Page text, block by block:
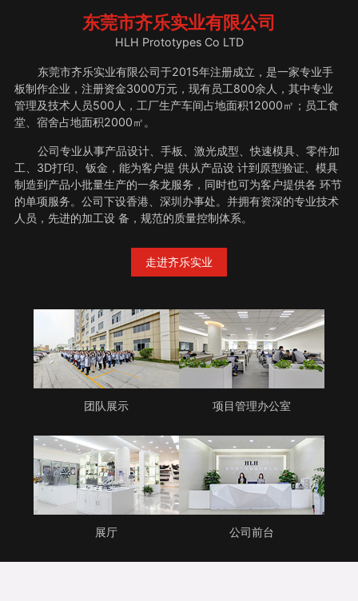
东莞市齐乐实业有限公司
HLH Prototypes Co LTD
东莞市齐乐实业有限公司于2015年注册成立，是一家专业手
板制作企业，注册资金3000万元，现有员工800余人，其中专业
管理及技术人员500人，工厂生产车间占地面积12000㎡；员工食
堂、宿舍占地面积2000㎡。
公司专业从事产品设计、手板、激光成型、快速模具、零件加
工、3D打印、钣金，能为客户提 供从产品设 计到原型验证、模具
制造到产品小批量生产的一条龙服务，同时也可为客户提供各 环节
的单项服务。公司下设香港、深圳办事处。并拥有资深的专业技术
人员，先进的加工设 备，规范的质量控制体系。
走进齐乐实业
团队展示 项目管理办公室
展厅 公司前台